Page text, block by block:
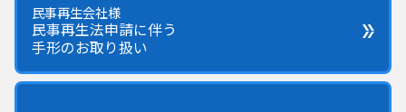
民事再生会社様
民事再生法申請に伴う
手形のお取り扱い